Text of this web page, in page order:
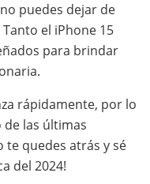
puedes dejar de
el iPhone 15
para brindar
rápidamente, por lo
las últimas
te quedes atrás y sé
del 2024!